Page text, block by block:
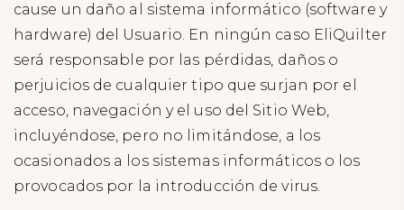
cause un daño al sistema informático (software y
hardware) del Usuario. En ningún caso EliQuilter
será responsable por las pérdidas, daños o
perjuicios de cualquier tipo que surjan por el
acceso, navegación y el uso del Sitio Web,
incluyéndose, pero no limitándose, a los
ocasionados a los sistemas informáticos o los
provocados por la introducción de virus.